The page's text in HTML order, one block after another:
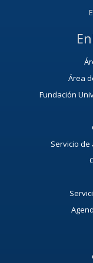
Área
Fundación
Servicio